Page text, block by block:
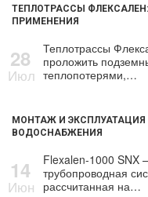
ТЕПЛОТРАССЫ
ПРИМЕНЕНИЯ
28
Июл
Теплотрассы
проложить
теплопотерями,…
МОНТАЖ И ЭКСПЛУАТАЦИЯ
ВОДОСНАБЖЕНИЯ
14
Июн
Flexalen-1000 SNX
трубопроводная
рассчитанная на…